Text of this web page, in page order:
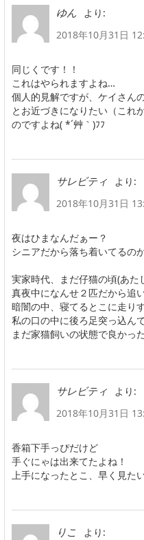
ゆん
より:
2018年10月31日
同じくです！！
これはやられますよね…
個人的見解ですが、ケイさん
とお近づきになりたい（これ
のですよね( *´艸｀)ﾌﾌ
サレビティ
より:
2018年10月31日
夜はひまなんだぁー？
シニアだから落ち着いてるの
実家時代、まだ仔猫の頃(あた
真夜中になんせ２匹だから追
暗闇の中、寝てるとこに走り
私の口の中に後ろ足突っ込ん
まだ家猫飼いの状態で良かっ
サレビティ
より:
2018年10月31日
香箱下手っぴだけど
手ぐにゃは出来てたよね！
上手になったとこ、早く見た
りこ
より: